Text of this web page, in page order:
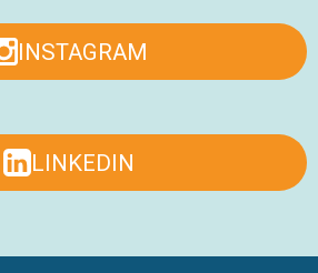
INSTAGRAM
LINKEDIN